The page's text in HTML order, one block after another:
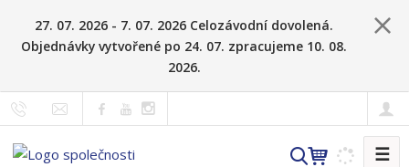
27. 07. 2026 - 7. 07. 2026 Celozávodní dovolená.
Objednávky vytvořené po 24. 07. zpracujeme 10. 08.
2026.
V
☰